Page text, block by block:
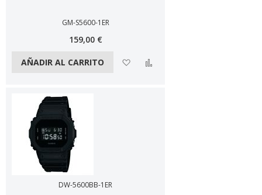
GM-S5600-1ER
159,00 €
AÑADIR AL CARRITO Añadir a la lista de deseos
DW-5600BB-1ER